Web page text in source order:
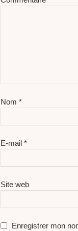
Nom *
E-mail *
Site web
Enregistrer mon